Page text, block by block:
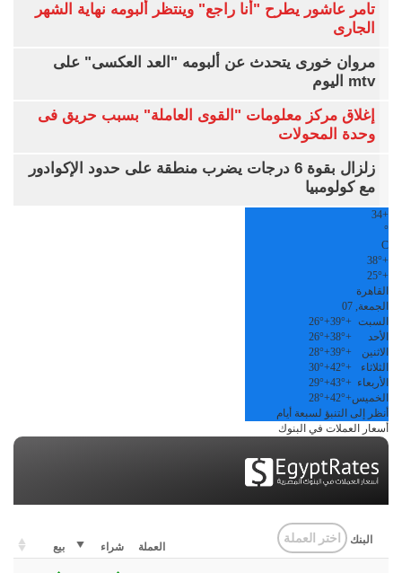
تامر عاشور يطرح "أنا راجع" وينتظر ألبومه نهاية الشهر
الجارى
مروان خورى يتحدث عن ألبومه "العد العكسى" على
mtv اليوم
إغلاق مركز معلومات "القوى العاملة" بسبب حريق فى
وحدة المحولات
زلزال بقوة 6 درجات يضرب منطقة على حدود الإكوادور
مع كولومبيا
+
34
°
C
+
38°
+
25°
القاهرة
الجمعة, 07
السبت +
39°
+
26°
الأحد
+
38°
+
26°
الاثنين
+
39°
+
28°
الثلاثاء
+
42°
+
30°
الأربعاء +
43°
+
29°
الخميس+
42°
+
28°
أنظر إلى التنبؤ لسبعة أيام
أسعار العملات في البنوك